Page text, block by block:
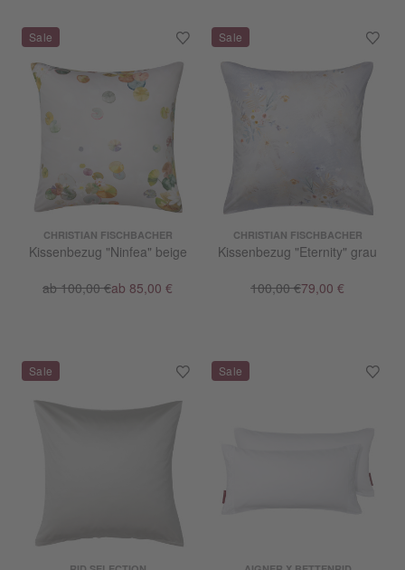
CHRISTIAN FISCHBACHER
Kissenbezug "Ninfea" beige
ab 100,00 €ab 85,00 €
CHRISTIAN FISCHBACHER
Kissenbezug "Eternity" grau
100,00 €79,00 €